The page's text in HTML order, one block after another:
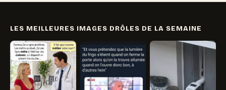
LES MEILLEURES IMAGES DRÔLES DE LA SEMAINE